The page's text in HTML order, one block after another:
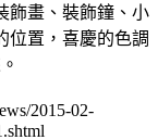
飾畫、裝飾鐘、小
位置，喜慶的色調
2015-02-